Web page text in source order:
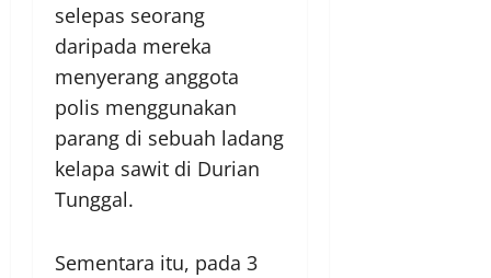
selepas seorang
daripada mereka
menyerang anggota
polis menggunakan
parang di sebuah ladang
kelapa sawit di Durian
Tunggal.
Sementara itu, pada 3